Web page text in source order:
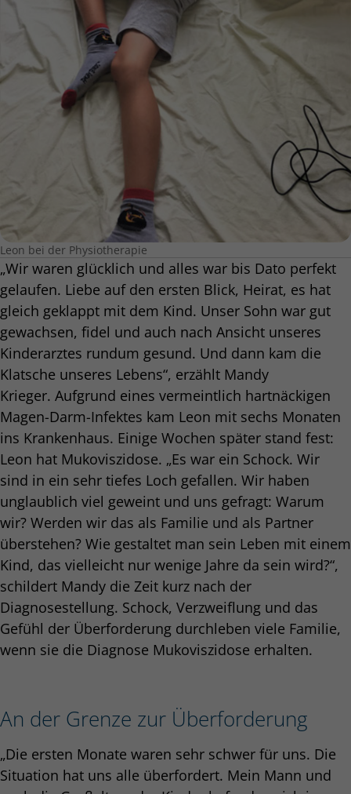
Leon bei der Physiotherapie
„Wir waren glücklich und alles war bis Dato perfekt
gelaufen. Liebe auf den ersten Blick, Heirat, es hat
gleich geklappt mit dem Kind. Unser Sohn war gut
gewachsen, fidel und auch nach Ansicht unseres
Kinderarztes rundum gesund. Und dann kam die
Klatsche unseres Lebens“, erzählt Mandy
Krieger. Aufgrund eines vermeintlich hartnäckigen
Magen-Darm-Infektes kam Leon mit sechs Monaten
ins Krankenhaus. Einige Wochen später stand fest:
Leon hat Mukoviszidose. „Es war ein Schock. Wir
sind in ein sehr tiefes Loch gefallen. Wir haben
unglaublich viel geweint und uns gefragt: Warum
wir? Werden wir das als Familie und als Partner
überstehen? Wie gestaltet man sein Leben mit einem
Kind, das vielleicht nur wenige Jahre da sein wird?“,
schildert Mandy die Zeit kurz nach der
Diagnosestellung. Schock, Verzweiflung und das
Gefühl der Überforderung durchleben viele Familie,
wenn sie die Diagnose Mukoviszidose erhalten.
An der Grenze zur Überforderung
„Die ersten Monate waren sehr schwer für uns. Die
Situation hat uns alle überfordert. Mein Mann und